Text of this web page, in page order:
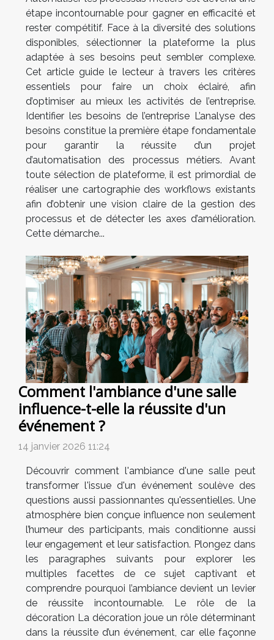
étape incontournable pour gagner en efficacité et
rester compétitif. Face à la diversité des solutions
disponibles, sélectionner la plateforme la plus
adaptée à ses besoins peut sembler complexe.
Cet article guide le lecteur à travers les critères
essentiels pour faire un choix éclairé, afin
d’optimiser au mieux les activités de l’entreprise.
Identifier les besoins de l’entreprise L’analyse des
besoins constitue la première étape fondamentale
pour garantir la réussite d’un projet
d’automatisation des processus métiers. Avant
toute sélection de plateforme, il est primordial de
réaliser une cartographie des workflows existants
afin d’obtenir une vision claire de la gestion des
processus et de détecter les axes d’amélioration.
Cette démarche...
Comment l'ambiance d'une salle
influence-t-elle la réussite d'un
événement ?
14 janvier 2026 11:24
Découvrir comment l'ambiance d'une salle peut
transformer l'issue d'un événement soulève des
questions aussi passionnantes qu'essentielles. Une
atmosphère bien conçue influence non seulement
l’humeur des participants, mais conditionne aussi
leur engagement et leur satisfaction. Plongez dans
les paragraphes suivants pour explorer les
multiples facettes de ce sujet captivant et
comprendre pourquoi l’ambiance devient un levier
de réussite incontournable. Le rôle de la
décoration La décoration joue un rôle déterminant
dans la réussite d’un événement, car elle façonne